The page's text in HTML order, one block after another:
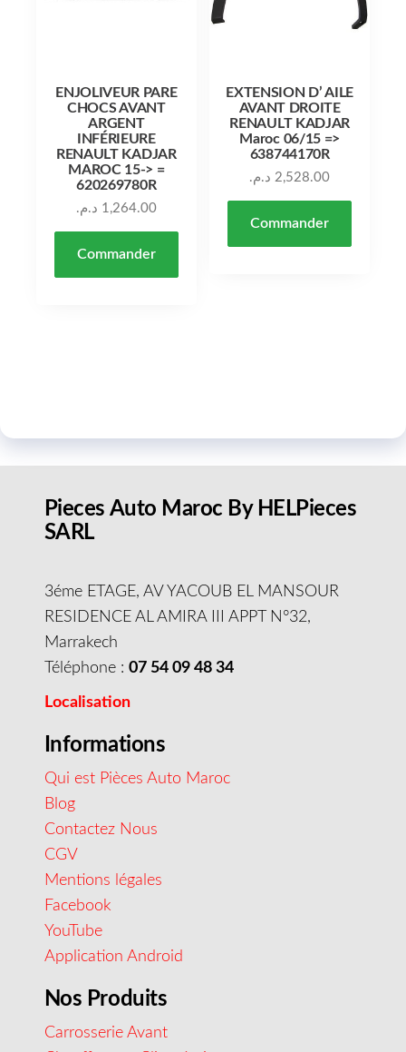
ENJOLIVEUR PARE
CHOCS AVANT
ARGENT
INFÉRIEURE
RENAULT KADJAR
MAROC 15-> =
620269780R
1,264.00 د.م.
Commander
EXTENSION D’ AILE
AVANT DROITE
RENAULT KADJAR
Maroc 06/15 =>
638744170R
2,528.00 د.م.
Commander
Pieces Auto Maroc By HELPieces
SARL
3éme ETAGE, AV YACOUB EL MANSOUR
RESIDENCE AL AMIRA III APPT N°32,
Marrakech
Téléphone : 07 54 09 48 34
Localisation
Informations
Qui est Pièces Auto Maroc
Blog
Contactez Nous
CGV
Mentions légales
Facebook
YouTube
Application Android
Nos Produits
Carrosserie Avant